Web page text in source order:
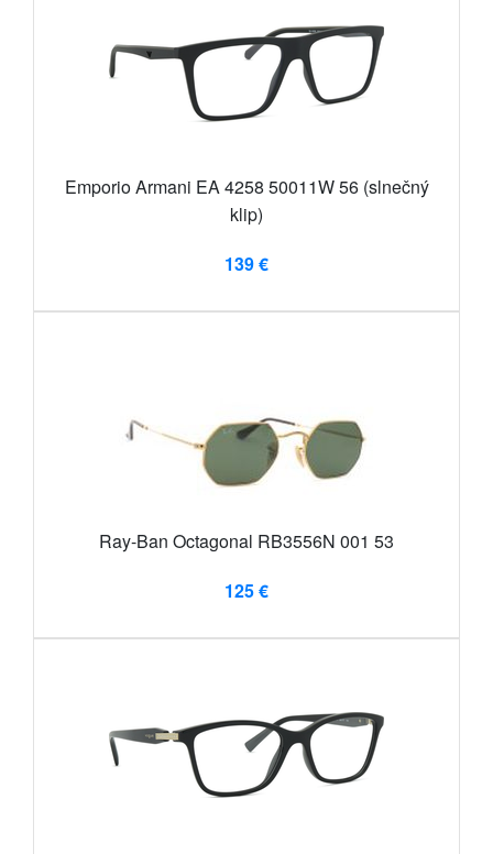
Emporio Armani EA 4258 50011W 56 (slnečný
klip)
139 €
Ray-Ban Octagonal RB3556N 001 53
125 €